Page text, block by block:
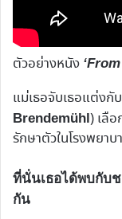
ตัวอย่างหนัง
แม่เธอจับเธอแต่งกั
Brendemühl) เลื
รักษาตัวในโรงพยา
ที่นั่นเธอได้พบกับ
กัน